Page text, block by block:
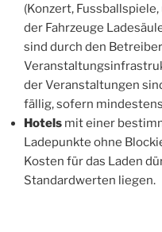
(Konzert,
der Fahrzeuge
sind durch den
der Veranstaltungen
fällig, sofern
Hotels mit einer
Ladepunkte ohne
Kosten für das Laden
Standardwerten liegen.